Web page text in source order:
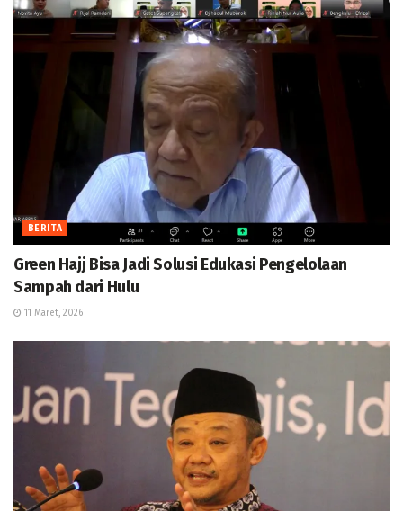
BERITA
Green Hajj Bisa Jadi Solusi Edukasi Pengelolaan
Sampah dari Hulu
11 Maret, 2026